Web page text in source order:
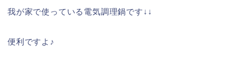
我が家で使っている電気調理鍋です↓↓
便利ですよ♪